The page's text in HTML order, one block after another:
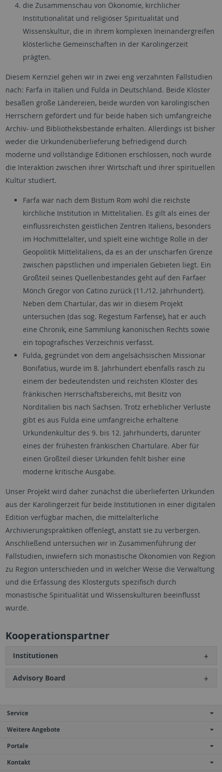
die Zusammenschau von Ökonomie, kirchlicher
Institutionalität und religiöser Spiritualität und
Wissenskultur, die in ihrem komplexen Ineinandergreifen
klösterliche Gemeinschaften in der Karolingerzeit
prägten.
Diesem Kernziel gehen wir in zwei eng verzahnten Fallstudien
nach: Farfa in Italien und Fulda in Deutschland. Beide Klöster
besaßen große Ländereien, beide wurden von karolingischen
Herrschern gefördert und für beide haben sich umfangreiche
Archiv- und Bibliotheksbestände erhalten. Allerdings ist bisher
weder die Urkundenüberlieferung befriedigend durch
moderne und vollständige Editionen erschlossen, noch wurde
die Interaktion zwischen ihrer Wirtschaft und ihrer spirituellen
Kultur studiert.
Farfa war nach dem Bistum Rom wohl die reichste
kirchliche Institution in Mittelitalien. Es gilt als eines der
einflussreichsten geistlichen Zentren Italiens, besonders
im Hochmittelalter, und spielt eine wichtige Rolle in der
Geopolitik Mittelitaliens, da es an der unscharfen Grenze
zwischen päpstlichen und imperialen Gebieten liegt. Ein
Großteil seines Quellenbestandes geht auf den Farfaer
Mönch Gregor von Catino zurück (11./12. Jahrhundert).
Neben dem Chartular, das wir in diesem Projekt
untersuchen (das sog. Regestum Farfense), hat er auch
eine Chronik, eine Sammlung kanonischen Rechts sowie
ein topografisches Verzeichnis verfasst.
Fulda, gegründet von dem angelsächsischen Missionar
Bonifatius, wurde im 8. Jahrhundert ebenfalls rasch zu
einem der bedeutendsten und reichsten Klöster des
fränkischen Herrschaftsbereichs, mit Besitz von
Norditalien bis nach Sachsen. Trotz erheblicher Verluste
gibt es aus Fulda eine umfangreiche erhaltene
Urkundenkultur des 9. bis 12. Jahrhunderts, darunter
eines der frühesten fränkischen Chartulare. Aber für
einen Großteil dieser Urkunden fehlt bisher eine
moderne kritische Ausgabe.
Unser Projekt wird daher zunächst die überlieferten Urkunden
aus der Karolingerzeit für beide Institutionen in einer digitalen
Edition verfügbar machen, die mittelalterliche
Archivierungspraktiken offenlegt, anstatt sie zu verbergen.
Anschließend untersuchen wir in Zusammenführung der
Fallstudien, inwiefern sich monastische Ökonomien von Region
zu Region unterschieden und in welcher Weise die Verwaltung
und die Erfassung des Klosterguts spezifisch durch
monastische Spiritualität und Wissenskulturen beeinflusst
wurde.
Kooperationspartner
Institutionen
Advisory Board
Service
Weitere Angebote
Portale
Kontakt